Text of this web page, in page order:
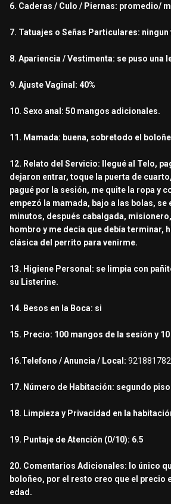
6. Caderas / Culo / Piernas: promedio/
7. Tatuajes o Señas Particulares:
8. Apariencia / Vestimenta: se puso una
9. Ajuste Vaginal: 40%
10. Sexo anal: 50 mangos adicionales.
11. Mamada: buena, sobretodo el
12. Relato del Servicio: llegué al Telo,
dejaron entrar, toque la puerta de
pagué por la sesión, me quite la ropa y
empezó la mamada, bajo a las bolas, se
minutos, después cabalgada,
hombro y me decía que debía terminar,
clásica del perrito para venirme.
13. Higiene Personal: se limpia con
su Listerine.
14. Besos en la Boca: si
15. Precio: 100 mangos de la sesión y
16.Telefono / Anuncia / Local: 921881782
17. Número de Habitación: segundo piso
18. Limpieza y Privacidad en la
19. Puntaje de Atención (0/10): 6.5
20. Comentarios Adicionales: lo único
boloñeo, por el resto creo que el precio
edad.